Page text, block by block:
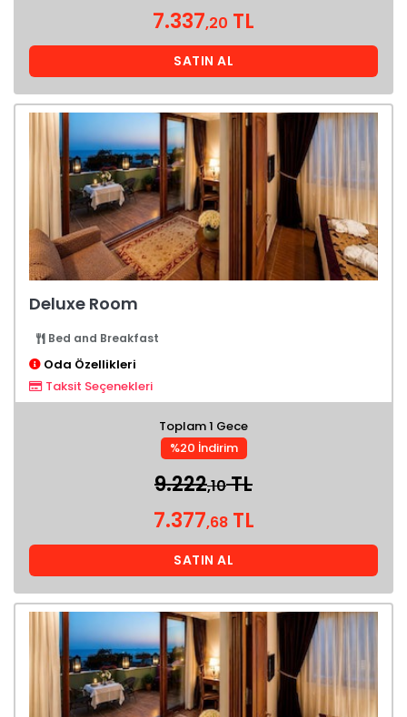
7.337,20 TL
SATIN AL
Deluxe Room
Bed and Breakfast
Oda Özellikleri
Taksit Seçenekleri
Toplam 1 Gece
%20 İndirim
9.222,10TL
7.377,68TL
SATIN AL